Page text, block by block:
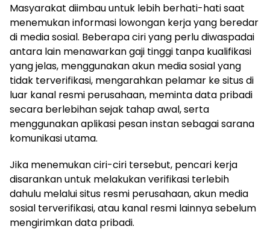
Masyarakat diimbau untuk lebih berhati-hati saat
menemukan informasi lowongan kerja yang beredar
di media sosial. Beberapa ciri yang perlu diwaspadai
antara lain menawarkan gaji tinggi tanpa kualifikasi
yang jelas, menggunakan akun media sosial yang
tidak terverifikasi, mengarahkan pelamar ke situs di
luar kanal resmi perusahaan, meminta data pribadi
secara berlebihan sejak tahap awal, serta
menggunakan aplikasi pesan instan sebagai sarana
komunikasi utama.
Jika menemukan ciri-ciri tersebut, pencari kerja
disarankan untuk melakukan verifikasi terlebih
dahulu melalui situs resmi perusahaan, akun media
sosial terverifikasi, atau kanal resmi lainnya sebelum
mengirimkan data pribadi.